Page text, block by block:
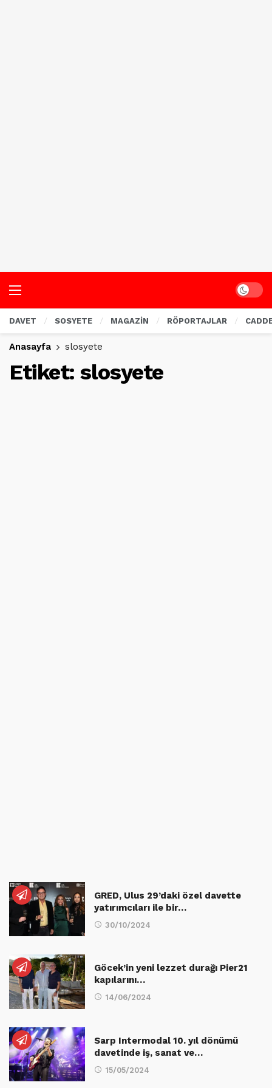
Dark
DAVET SOSYETE MAGAZİN RÖPORTAJLAR
Anasayfa slosyete
Etiket: slosyete
GRED, Ulus 29’daki özel davette
yatırımcıları ile bir…
30/10/2024
Göcek’in yeni lezzet durağı Pier21
kapılarını…
14/06/2024
Sarp Intermodal 10. yıl dönümü
davetinde iş, sanat ve…
15/05/2024